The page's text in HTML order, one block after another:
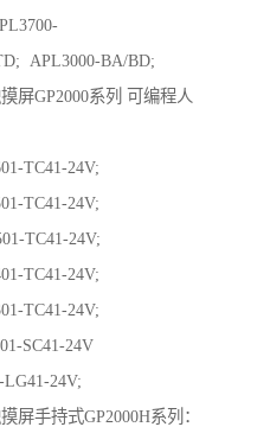
APL3000-BA/BD;
屏GP2000系列 可编程人
TC41-24V;
TC41-24V;
TC41-24V;
TC41-24V;
TC41-24V;
SC41-24V
LG41-24V;
屏手持式GP2000H系列：